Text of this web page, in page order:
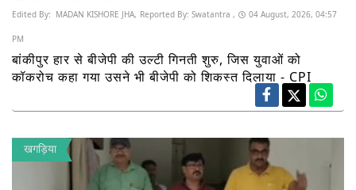
Edited By: MADAN KISHORE JHA, Reported By: Swatantra , 04 August, 2026, 04:57
PM
बांकीपुर हार से बीजेपी की उल्टी गिनती शुरु, जिस युवाओं को
कॉकरोच कहा गया उसने भी बीजेपी को शिकस्त दिलाया - CPI
खगड़िया